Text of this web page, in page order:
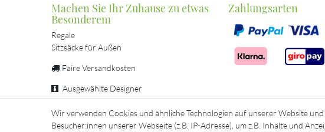
Machen Sie Ihr Zuhause zu etwas
Besonderem
Regale
Sitzsäcke für Außen
Faire Versandkosten
Ausgewählte Designer
Sichere Zahlung
Persönliche Beratung
Zahlungsarten
Wir verwenden Cookies und ähnliche Technologien auf unserer Website
Besucher:innen unserer Webseite (z.B. IP-Adresse), um z.B. Inhalte und